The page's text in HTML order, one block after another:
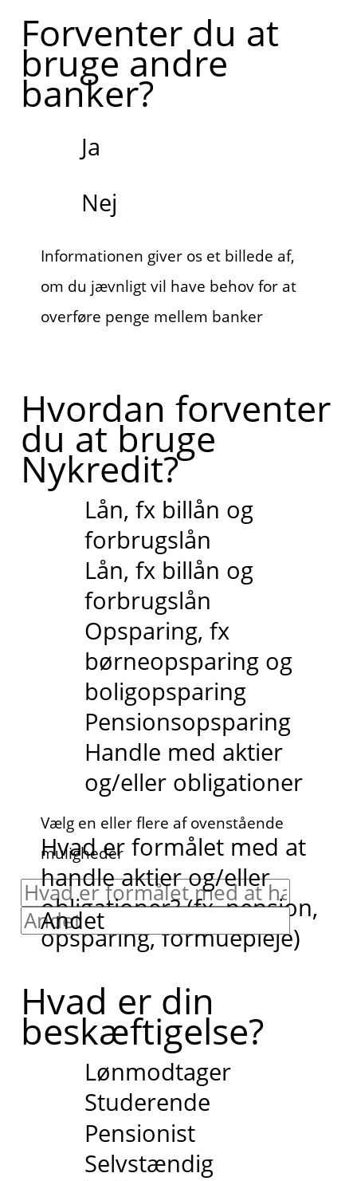
Forventer du at
bruge andre
banker?
Ja
Nej
Informationen giver os et billede af,
om du jævnligt vil have behov for at
overføre penge mellem banker
Hvordan forventer
du at bruge
Nykredit?
Lån, fx billån og
forbrugslån
Lån, fx billån og
forbrugslån
Opsparing, fx
børneopsparing og
boligopsparing
Pensionsopsparing
Handle med aktier
og/eller obligationer
Vælg en eller flere af ovenstående
muligheder
Hvad er formålet med at
handle aktier og/eller
obligationer? (fx, pension,
opsparing, formuepleje)
Andet
Hvad er din
beskæftigelse?
Lønmodtager
Studerende
Pensionist
Selvstændig